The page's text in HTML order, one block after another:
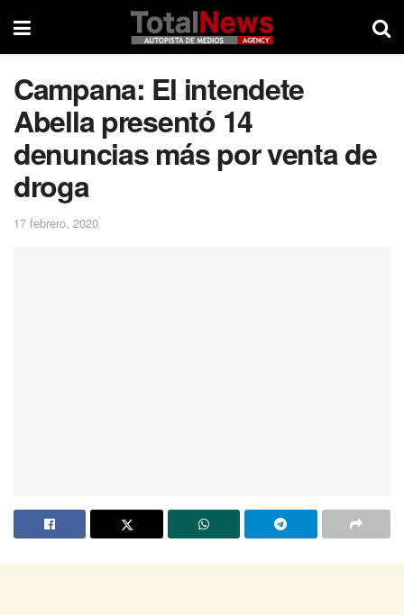
Campana: El intendete
Abella presentó 14
denuncias más por venta de
droga
17 febrero, 2020